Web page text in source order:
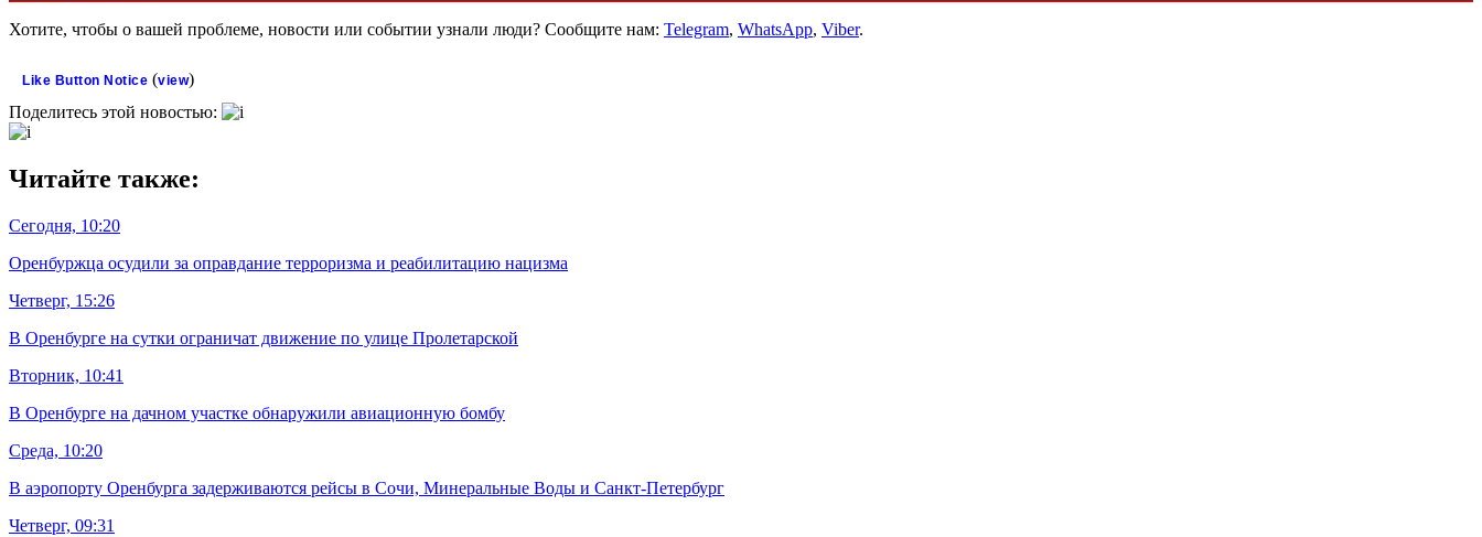
Хотите, чтобы о вашей проблеме, новости или событии узнали люди? Сообщите нам: Telegram, WhatsApp, Viber.
Like Button Notice (view)
Поделитесь этой новостью:
Читайте также:
Сегодня, 10:20
Оренбуржца осудили за оправдание терроризма и реабилитацию нацизма
Четверг, 15:26
В Оренбурге на сутки ограничат движение по улице Пролетарской
Вторник, 10:41
В Оренбурге на дачном участке обнаружили авиационную бомбу
Среда, 10:20
В аэропорту Оренбурга задерживаются рейсы в Сочи, Минеральные Воды и Санкт-Петербург
Четверг, 09:31